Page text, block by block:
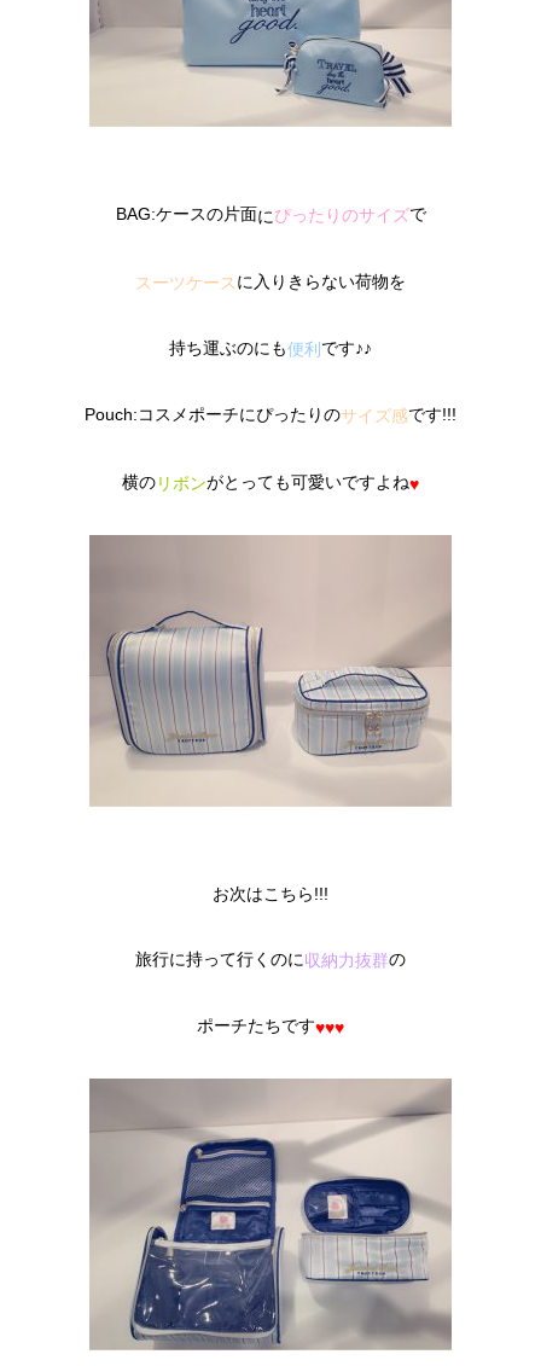
BAG:ケースの片面にぴったりのサイズで
スーツケースに入りきらない荷物を
持ち運ぶのにも便利 です♪♪
Pouch:コスメポーチにぴったりのサイズ感です!!!
横のリボンがとっても可愛いですよね♥
お次はこちら!!!
旅行に持って行くのに収納力抜群の
ポーチたちです♥♥♥